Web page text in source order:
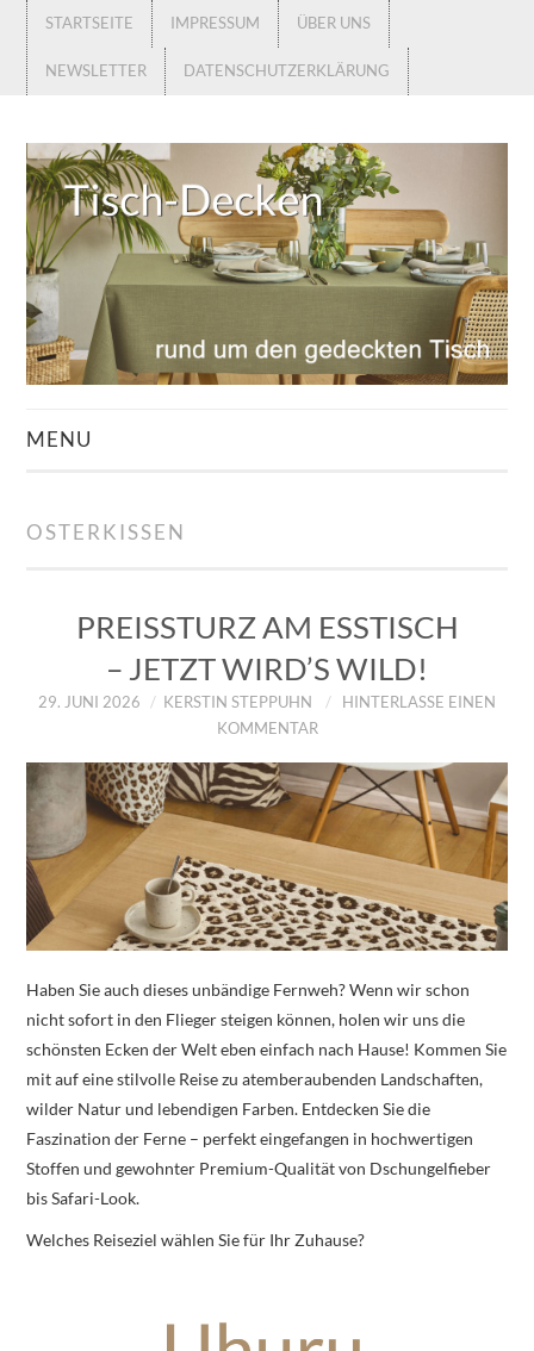
STARTSEITE IMPRESSUM ÜBER UNS
NEWSLETTER DATENSCHUTZERKLÄRUNG
MENU
ÜBER UNS
ZUM SHOP
DATENSCHUTZERKLÄRUNG
OSTERKISSEN
PREISSTURZ AM ESSTISCH
– JETZT WIRD’S WILD!
29. JUNI 2026 KERSTIN STEPPUHN
HINTERLASSE EINEN
KOMMENTAR
Haben Sie auch dieses unbändige Fernweh? Wenn wir schon
nicht sofort in den Flieger steigen können, holen wir uns die
schönsten Ecken der Welt eben einfach nach Hause! Kommen Sie
mit auf eine stilvolle Reise zu atemberaubenden Landschaften,
wilder Natur und lebendigen Farben. Entdecken Sie die
Faszination der Ferne – perfekt eingefangen in hochwertigen
Stoffen und gewohnter Premium-Qualität von Dschungelfieber
bis Safari-Look.
Welches Reiseziel wählen Sie für Ihr Zuhause?